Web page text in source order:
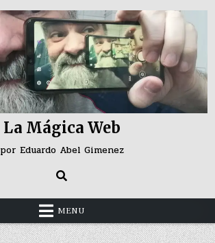
La Mágica Web
por Eduardo Abel Gimenez
MENU